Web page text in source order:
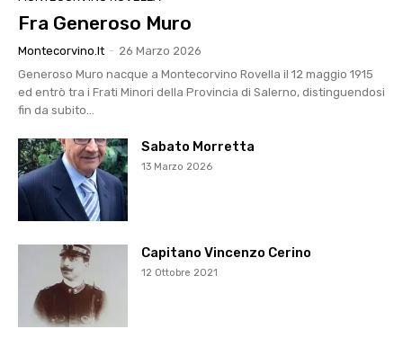
Fra Generoso Muro
Montecorvino.it - 26 Marzo 2026
Generoso Muro nacque a Montecorvino Rovella il 12 maggio 1915
ed entrò tra i Frati Minori della Provincia di Salerno, distinguendosi
fin da subito...
Sabato Morretta
13 Marzo 2026
Capitano Vincenzo Cerino
12 Ottobre 2021